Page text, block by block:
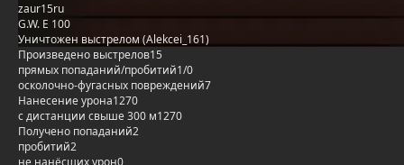
zaur15ru
G.W. E 100
Уничтожен выстрелом (Alekcei_161)
Произведено выстрелов15
прямых попаданий/пробитий1/0
осколочно-фугасных повреждений7
Нанесение урона1270
с дистанции свыше 300 м1270
Получено попаданий2
пробитий2
не нанёсших урон0